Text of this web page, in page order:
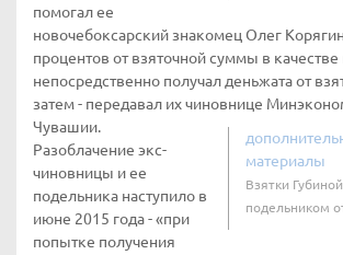
помогал ее
новочебоксарский знакомец Олег
процентов от взяточной суммы в
непосредственно получал деньжата от
затем - передавал их чиновнице
Чувашии.
материалы
Взятки
подельником
Разоблачение экс-
чиновницы и ее
подельника наступило в
июне 2015 года - «при
попытке получения